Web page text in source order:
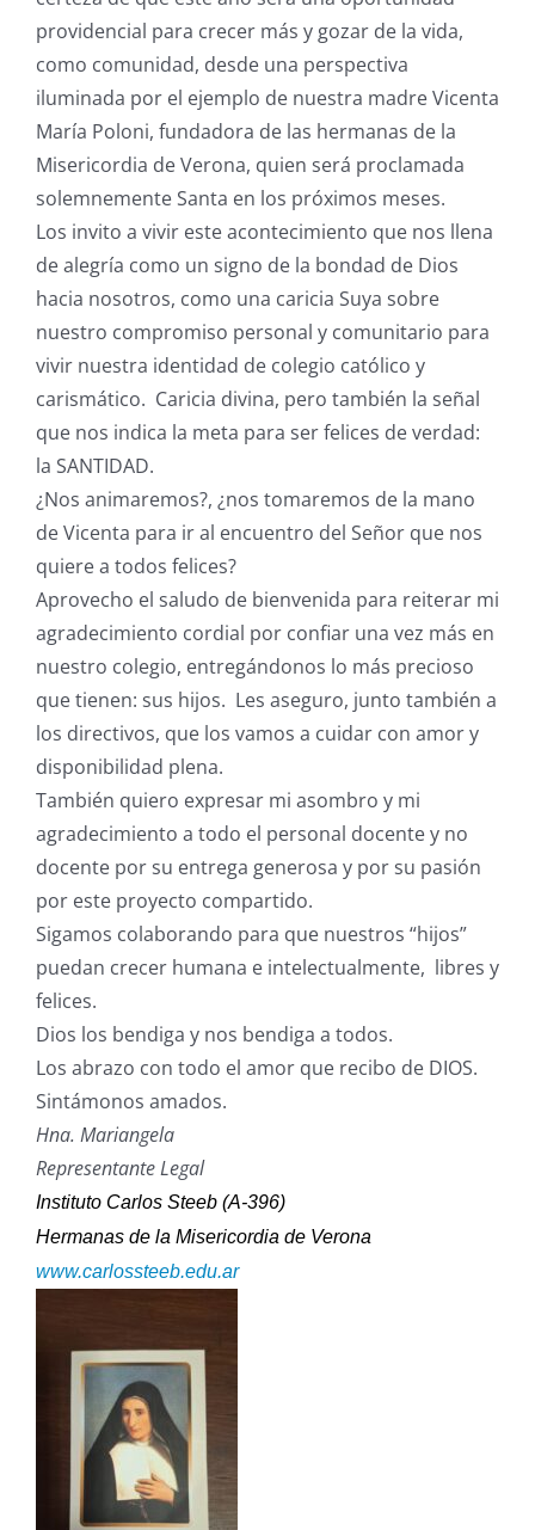
providencial para crecer más y gozar de la vida,
como comunidad, desde una perspectiva
iluminada por el ejemplo de nuestra madre Vicenta
María Poloni, fundadora de las hermanas de la
Misericordia de Verona, quien será proclamada
solemnemente Santa en los próximos meses.
Los invito a vivir este acontecimiento que nos llena
de alegría como un signo de la bondad de Dios
hacia nosotros, como una caricia Suya sobre
nuestro compromiso personal y comunitario para
vivir nuestra identidad de colegio católico y
carismático. Caricia divina, pero también la señal
que nos indica la meta para ser felices de verdad:
la SANTIDAD.
¿Nos animaremos?, ¿nos tomaremos de la mano
de Vicenta para ir al encuentro del Señor que nos
quiere a todos felices?
Aprovecho el saludo de bienvenida para reiterar mi
agradecimiento cordial por confiar una vez más en
nuestro colegio, entregándonos lo más precioso
que tienen: sus hijos. Les aseguro, junto también a
los directivos, que los vamos a cuidar con amor y
disponibilidad plena.
También quiero expresar mi asombro y mi
agradecimiento a todo el personal docente y no
docente por su entrega generosa y por su pasión
por este proyecto compartido.
Sigamos colaborando para que nuestros “hijos”
puedan crecer humana e intelectualmente, libres y
felices.
Dios los bendiga y nos bendiga a todos.
Los abrazo con todo el amor que recibo de DIOS.
Sintámonos amados.
Hna. Mariangela
Representante Legal
Instituto Carlos Steeb (A-396)
Hermanas de la Misericordia de Verona
www.carlossteeb.edu.ar